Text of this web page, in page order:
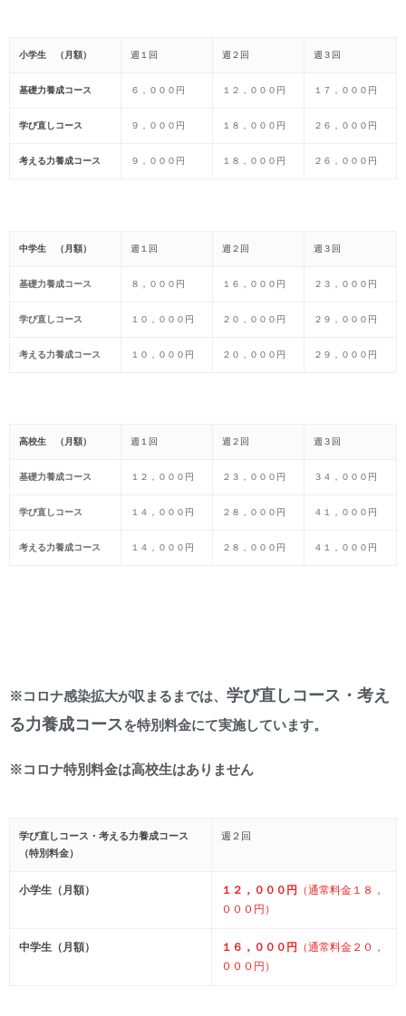
小学生 （月額） 週１回 週２回 週３回
基礎力養成コース ６，０００円 １２，０００円 １７，０００円
学び直しコース ９，０００円 １８，０００円 ２６，０００円
考える力養成コース ９，０００円 １８，０００円 ２６，０００円
中学生 （月額） 週１回 週２回 週３回
基礎力養成コース ８，０００円 １６，０００円 ２３，０００円
学び直しコース １０，０００円 ２０，０００円 ２９，０００円
考える力養成コース １０，０００円 ２０，０００円 ２９，０００円
高校生 （月額） 週１回 週２回 週３回
基礎力養成コース １２，０００円 ２３，０００円 ３４，０００円
学び直しコース １４，０００円 ２８，０００円 ４１，０００円
考える力養成コース １４，０００円 ２８，０００円 ４１，０００円
※コロナ感染拡大が収まるまでは、 学び直しコース・考え
る力養成コースを特別料金にて実施しています。
※コロナ特別料金は高校生はありません
学び直しコース・考える力養成コース
（特別料金）
週２回
小学生（月額） １２，０００円
（通常料金１８，
０００円）
中学生（月額） １６，０００円
（通常料金２０，
０００円）